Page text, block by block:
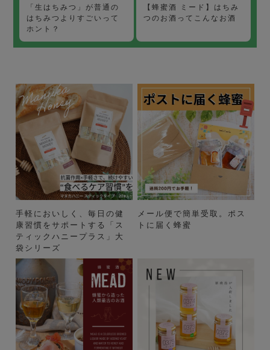
「生はちみつ」が普通の
はちみつよりすごいって
ホント？
【蜂蜜酒 ミード】はちみ
つのお酒ってこんなお酒
手軽においしく、毎日の健
康習慣をサポートする「ス
ティックハニープラス」大
袋シリーズ
メール便で簡単受取。ポス
トに届く蜂蜜